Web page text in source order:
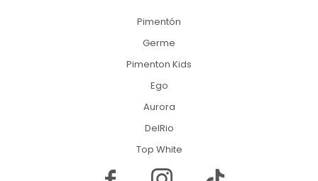
Pimentón
Germe
Pimenton Kids
Ego
Aurora
DelRio
Top White